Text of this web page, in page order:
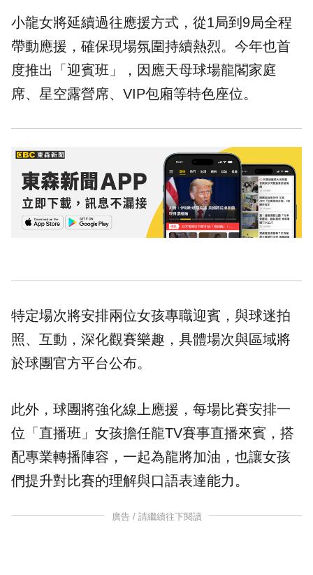
小龍女將延續過往應援方式，從1局到9局全程
帶動應援，確保現場氛圍持續熱烈。今年也首
度推出「迎賓班」，因應天母球場龍閣家庭
席、星空露營席、VIP包廂等特色座位。
特定場次將安排兩位女孩專職迎賓，與球迷拍
照、互動，深化觀賽樂趣，具體場次與區域將
於球團官方平台公布。
此外，球團將強化線上應援，每場比賽安排一
位「直播班」女孩擔任龍TV賽事直播來賓，搭
配專業轉播陣容，一起為龍將加油，也讓女孩
們提升對比賽的理解與口語表達能力。
廣告 / 請繼續往下閱讀